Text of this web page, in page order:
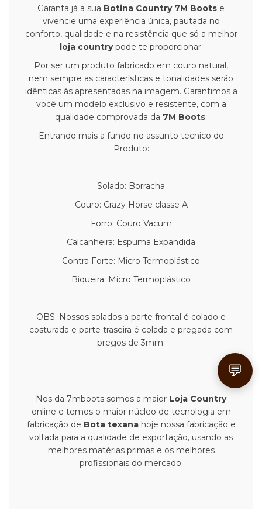
Garanta já a sua Botina Country 7M Boots e
vivencie uma experiência única, pautada no
conforto, qualidade e na resistência que só a melhor
loja countrypode te proporcionar.
Por ser um produto fabricado em couro natural,
nem sempre as características e tonalidades serão
idênticas às apresentadas na imagem. Garantimos a
você um modelo exclusivo e resistente, com a
qualidade comprovada da 7M Boots.
Entrando mais a fundo no assunto tecnico do
Produto:
Solado: Borracha
Couro: Crazy Horse classe A
Forro: Couro Vacum
Calcanheira: Espuma Expandida
Contra Forte: Micro Termoplástico
Biqueira: Micro Termoplástico
OBS: Nossos solados a parte frontal é colado e
costurada e parte traseira é colada e pregada com
pregos de 3mm.
Nos da 7mboots somos a maior Loja Country
online e temos o maior núcleo de tecnologia em
fabricação de Bota texanahoje nossa fabricação e
voltada para a qualidade de exportação, usando as
melhores matérias primas e os melhores
profissionais do mercado.
💬